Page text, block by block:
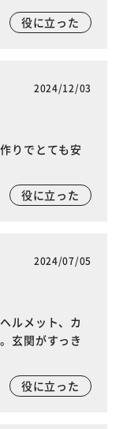
役に立った
2024/12/03
りでとても安
役に立った
2024/07/05
ルメット、カ
玄関がすっき
役に立った